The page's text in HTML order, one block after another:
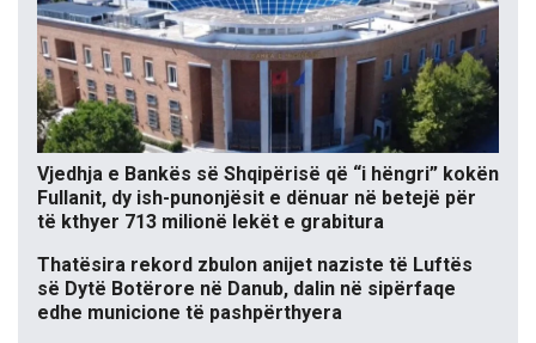
Vjedhja e Bankës së Shqipërisë që “i hëngri” kokën
Fullanit, dy ish-punonjësit e dënuar në betejë për
të kthyer 713 milionë lekët e grabitura
Thatësira rekord zbulon anijet naziste të Luftës
së Dytë Botërore në Danub, dalin në sipërfaqe
edhe municione të pashpërthyera